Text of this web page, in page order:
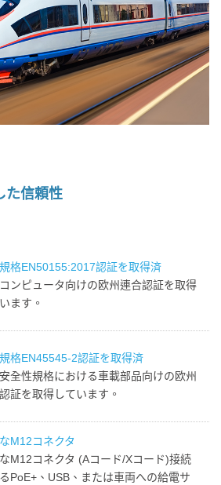
た信頼性
格EN50155:2017認証を取得済
ンピュータ向けの欧州連合認証を取得
ます。
格EN45545-2認証を取得済
全性規格における車載部品向けの欧州
証を取得しています。
M12コネクタ
M12コネクタ (Aコード/Xコード)接続
PoE+、USB、または車両への給電サ